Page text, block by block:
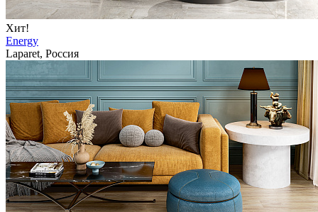
Хит!
Energy
Laparet, Россия